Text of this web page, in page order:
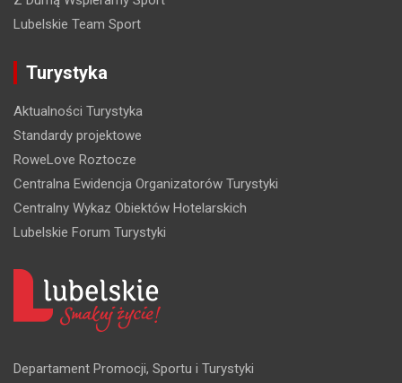
Lubelskie Team Sport
Turystyka
Aktualności Turystyka
Standardy projektowe
RoweLove Roztocze
Centralna Ewidencja Organizatorów Turystyki
Centralny Wykaz Obiektów Hotelarskich
Lubelskie Forum Turystyki
Departament Promocji, Sportu i Turystyki